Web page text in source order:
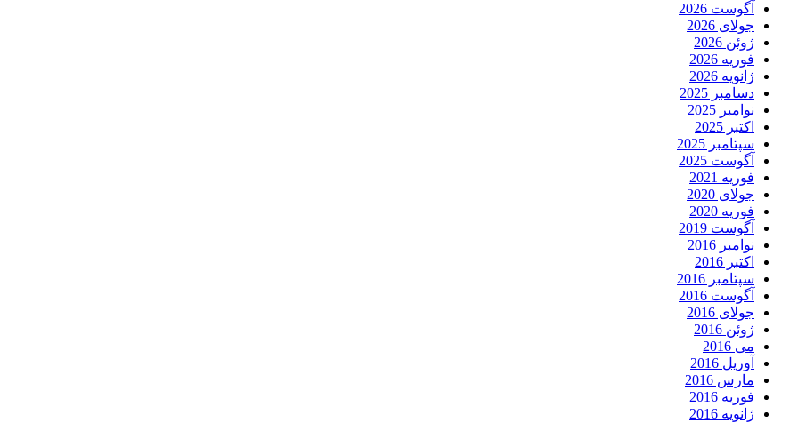
آگوست 2026
جولای 2026
ژوئن 2026
فوریه 2026
ژانویه 2026
دسامبر 2025
نوامبر 2025
اکتبر 2025
سپتامبر 2025
آگوست 2025
فوریه 2021
جولای 2020
فوریه 2020
آگوست 2019
نوامبر 2016
اکتبر 2016
سپتامبر 2016
آگوست 2016
جولای 2016
ژوئن 2016
می 2016
آوریل 2016
مارس 2016
فوریه 2016
ژانویه 2016